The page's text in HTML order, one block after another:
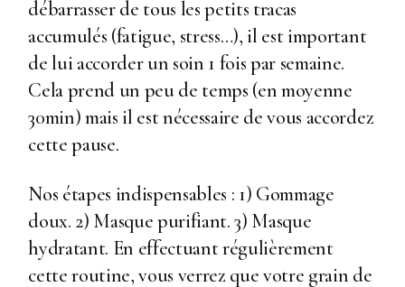
débarrasser de tous les petits tracas
accumulés (fatigue, stress…), il est important
de lui accorder un soin 1 fois par semaine.
Cela prend un peu de temps (en moyenne
30min) mais il est nécessaire de vous accordez
cette pause.
Nos étapes indispensables : 1) Gommage
doux. 2) Masque purifiant. 3) Masque
hydratant. En effectuant régulièrement
cette routine, vous verrez que votre grain de